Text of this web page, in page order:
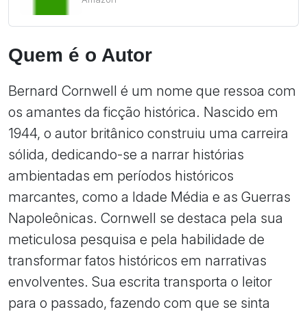
Quem é o Autor
Bernard Cornwell é um nome que ressoa com
os amantes da ficção histórica. Nascido em
1944, o autor britânico construiu uma carreira
sólida, dedicando-se a narrar histórias
ambientadas em períodos históricos
marcantes, como a Idade Média e as Guerras
Napoleônicas. Cornwell se destaca pela sua
meticulosa pesquisa e pela habilidade de
transformar fatos históricos em narrativas
envolventes. Sua escrita transporta o leitor
para o passado, fazendo com que se sinta